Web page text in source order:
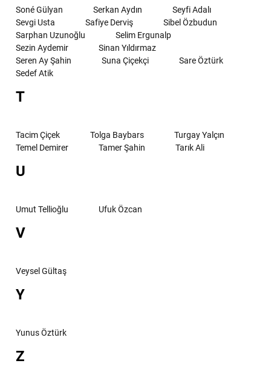
Soné Gülyan Serkan Aydın
Seyfi Adalı
Sevgi Usta
Safiye Derviş
Sibel Özbudun
Sarphan Uzunoğlu
Selim Ergunalp
Sezin Aydemir
Sinan Yıldırmaz
Seren Ay Şahin
Suna Çiçekçi
Sare Öztürk
Sedef Atik
T
Tacim Çiçek Tolga Baybars
Turgay Yalçın
Temel Demirer
Tamer Şahin Tarık Ali
U
Umut Tellioğlu Ufuk Özcan
V
Veysel Gültaş
Y
Yunus Öztürk
Z